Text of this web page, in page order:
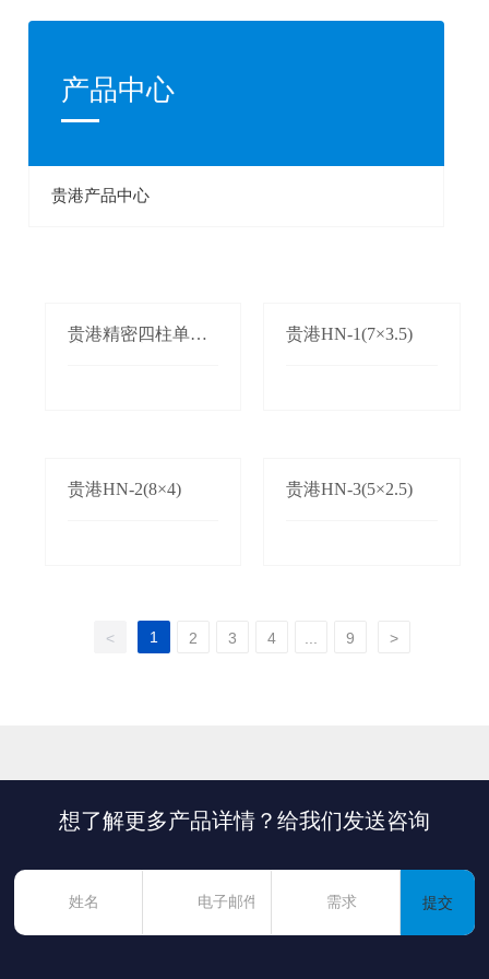
产品中心
贵港产品中心
贵港精密四柱单双
贵港HN-1(7×3.5)
贵港HN-2(8×4) 贵港HN-3(5×2.5)
< 1 2 3 4 9 >
想了解更多产品详情？给我们发送咨询
提交